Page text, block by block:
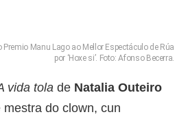
Manu Lago ao Mellor Espectáculo de Rúa
por ‘Hoxe si’. Foto: Afonso Becerra.
vida tola de Natalia Outeiro
mestra do clown, cun